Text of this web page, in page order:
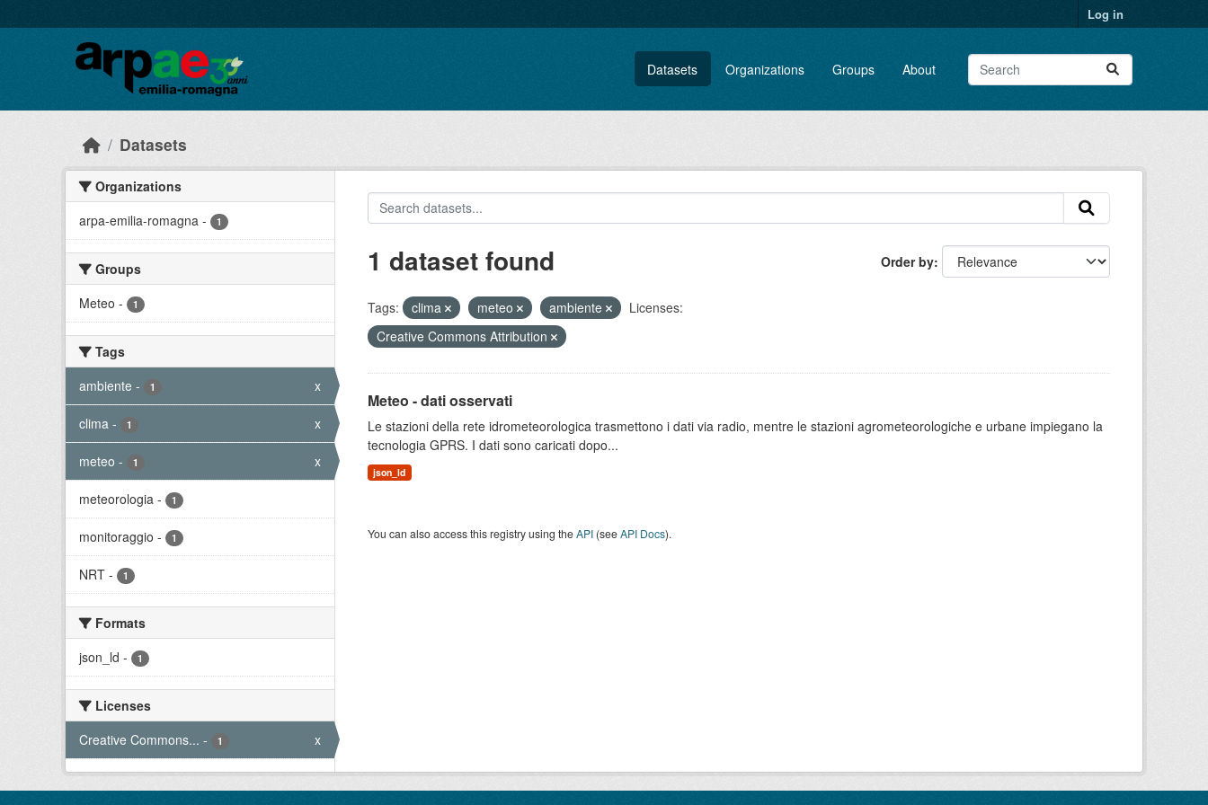
Log in
Datasets Organizations Groups About
Datasets
Organizations
arpa-emilia-romagna - 1
Groups
Meteo - 1
Tags
ambiente - 1 x
clima - 1 x
meteo - 1 x
meteorologia - 1
monitoraggio - 1
NRT - 1
Formats
json_ld - 1
Licenses
Creative Commons... - 1 x
Order by
1 dataset found
Tags: clima meteo ambiente
Licenses:
Creative Commons Attribution
Meteo - dati osservati
Le stazioni della rete idrometeorologica trasmettono i dati via radio, mentre le stazioni agrometeorologiche e urbane impiegano la
tecnologia GPRS. I dati sono caricati dopo...
json_ld
You can also access this registry using theAPI(seeAPI Docs).